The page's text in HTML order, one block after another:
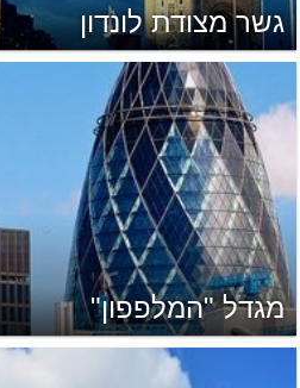
גשר מצודת לונדון
מגדל "המלפפון"